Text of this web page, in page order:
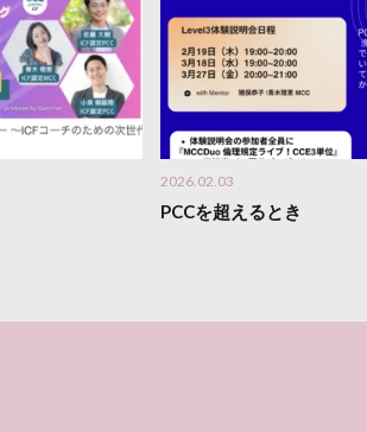
2026.02.03
PCCを超えるとき